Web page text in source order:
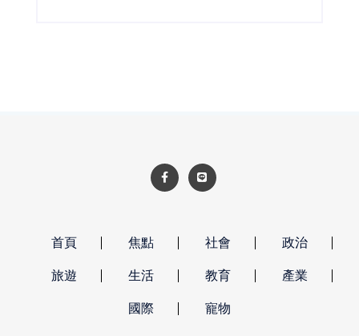
首頁 焦點 社會 政治
旅遊 生活 教育 產業
國際 寵物